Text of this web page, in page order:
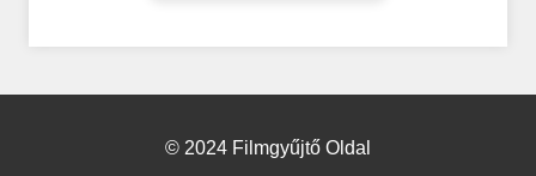
© 2024 Filmgyűjtő Oldal